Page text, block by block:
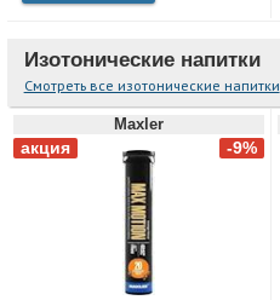
Изотонические напитки
Смотреть все изотонические напитки
Maxler